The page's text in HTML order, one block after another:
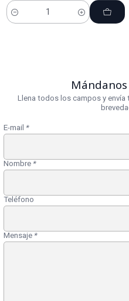
Cantidad
Llena todos los campos y envía
E-mail *
Nombre *
Teléfono
Mensaje *